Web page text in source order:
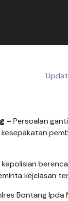
–Persoalan
kejelasan
Bontang